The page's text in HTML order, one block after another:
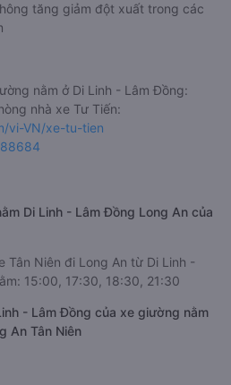
tăng giảm đột xuất trong các
nằm ở Di Linh - Lâm Đồng:
nhà xe Tư Tiến:
vi-VN/xe-tu-tien
Di Linh - Lâm Đồng Long An của
Tân Niên đi Long An từ Di Linh -
15:00, 17:30, 18:30, 21:30
- Lâm Đồng của xe giường nằm
An Tân Niên